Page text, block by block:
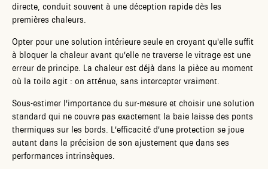
directe, conduit souvent à une déception rapide dès les
premières chaleurs.
Opter pour une solution intérieure seule en croyant qu'elle suffit
à bloquer la chaleur avant qu'elle ne traverse le vitrage est une
erreur de principe. La chaleur est déjà dans la pièce au moment
où la toile agit : on atténue, sans intercepter vraiment.
Sous-estimer l'importance du sur-mesure et choisir une solution
standard qui ne couvre pas exactement la baie laisse des ponts
thermiques sur les bords. L'efficacité d'une protection se joue
autant dans la précision de son ajustement que dans ses
performances intrinsèques.